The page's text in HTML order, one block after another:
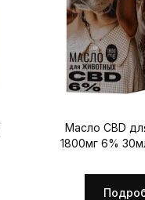
Масло CBD
1800мг 6%